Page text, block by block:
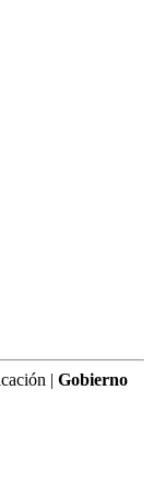
| Gobierno